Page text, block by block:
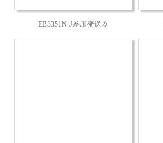
EB3351N-J差压变送器